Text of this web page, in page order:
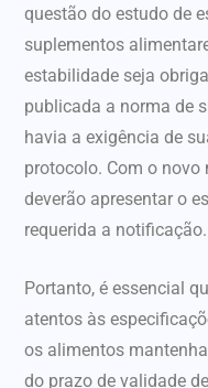
questão do estudo de
suplementos
estabilidade seja
publicada a norma de
havia a exigência de
protocolo. Com o novo
deverão apresentar o
requerida a notificação.
Portanto, é essencial
atentos às
os alimentos
do prazo de validade